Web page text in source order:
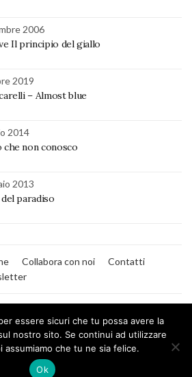
2006
Il principio del giallo
2019
– Almost blue
2014
che non conosco
2013
paradiso
Collabora con noi
Contatti
MilanoNera
essere sicuri che tu possa avere la
nostro sito. Se continui ad utilizzare
assumiamo che tu ne sia felice.
Ok